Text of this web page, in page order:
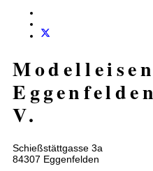
V.
Schießstättgasse 3a
84307 Eggenfelden